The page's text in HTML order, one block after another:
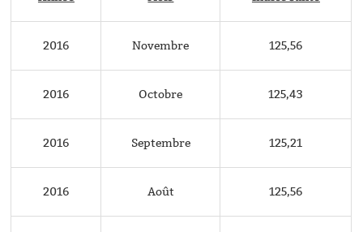
2016 Novembre 125,56
2016 Octobre 125,43
2016 Septembre 125,21
2016 Août 125,56